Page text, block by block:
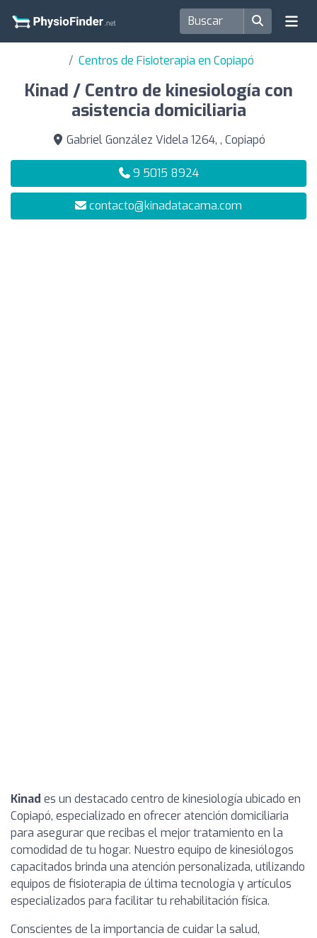
Centros de Fisioterapia en Copiapó
Kinad / Centro de kinesiología con
asistencia domiciliaria
Gabriel González Videla 1264, , Copiapó
9 5015 8924
contacto@kinadatacama.com
Kinad es un destacado centro de kinesiología ubicado en
Copiapó, especializado en ofrecer atención domiciliaria
para asegurar que recibas el mejor tratamiento en la
comodidad de tu hogar. Nuestro equipo de kinesiólogos
capacitados brinda una atención personalizada, utilizando
equipos de fisioterapia de última tecnología y artículos
especializados para facilitar tu rehabilitación física.
Conscientes de la importancia de cuidar la salud,